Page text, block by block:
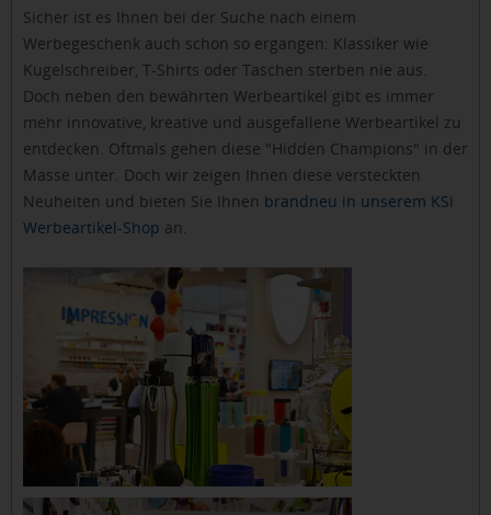
Sicher ist es Ihnen bei der Suche nach einem
Werbegeschenk auch schon so ergangen: Klassiker wie
Kugelschreiber, T-Shirts oder Taschen sterben nie aus.
Doch neben den bewährten Werbeartikel gibt es immer
mehr innovative, kreative und ausgefallene Werbeartikel zu
entdecken. Oftmals gehen diese "Hidden Champions" in der
Masse unter. Doch wir zeigen Ihnen diese versteckten
Neuheiten und bieten Sie Ihnen brandneu in unserem KSi
Werbeartikel-Shop an.